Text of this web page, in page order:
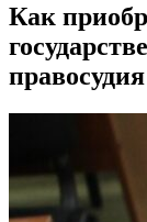
Как
правосудия